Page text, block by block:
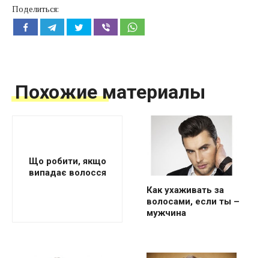
Поделиться:
Похожие материалы
Що робити, якщо
випадає волосся
Как ухаживать за
волосами, если ты –
мужчина